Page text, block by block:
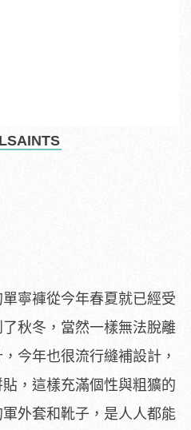
寧褲從今年春夏就已經受
秋冬，當然一樣無法脫離
今年也很流行縫補設計，
，這樣充滿個性與粗獷的
外套和靴子，是人人都能